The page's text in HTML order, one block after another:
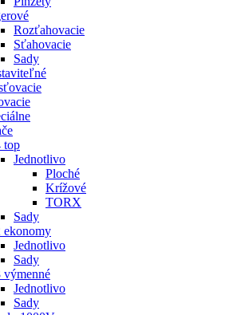
Rozťahovacie
Sťahovacie
Sady
top
Jednotlivo
Ploché
Krížové
TORX
Sady
ekonomy
Jednotlivo
Sady
výmenné
Jednotlivo
Sady